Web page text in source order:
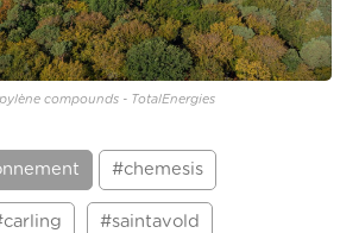
compounds - TotalEnergies
#chemesis
#saintavold